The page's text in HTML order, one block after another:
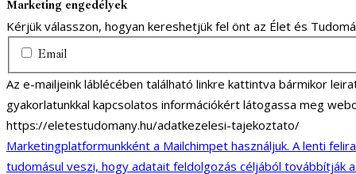
Marketing engedélyek
Kérjük válasszon, hogyan kereshetjük fel önt az Élet és
Email
Az e-mailjeink láblécében található linkre kattintva bármikor
gyakorlatunkkal kapcsolatos információkért látogassa meg
https://eletestudomany.hu/adatkezelesi-tajekoztato/
Marketingplatformunkként a Mailchimpet használjuk. A lenti
tudomásul veszi, hogy adatait feldolgozás céljából továbbítják